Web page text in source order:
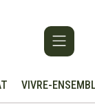
VIVRE-